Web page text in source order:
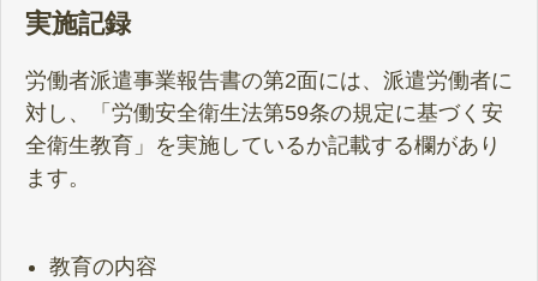
実施記録
労働者派遣事業報告書の第2面には、派遣労働者に
対し、「労働安全衛生法第59条の規定に基づく安
全衛生教育」を実施しているか記載する欄があり
ます。
教育の内容